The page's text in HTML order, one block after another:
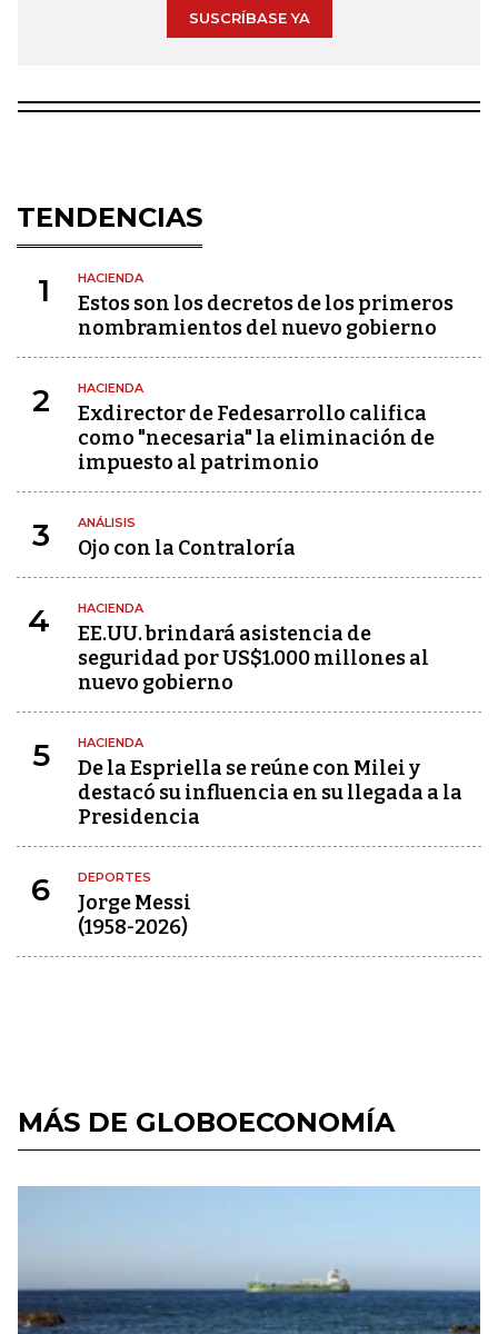
SUSCRÍBASE YA
TENDENCIAS
1 HACIENDA
Estos son los decretos de los primeros
nombramientos del nuevo gobierno
2 HACIENDA
Exdirector de Fedesarrollo califica
como "necesaria" la eliminación de
impuesto al patrimonio
3 ANÁLISIS
Ojo con la Contraloría
4 HACIENDA
EE.UU. brindará asistencia de
seguridad por US$1.000 millones al
nuevo gobierno
5 HACIENDA
De la Espriella se reúne con Milei y
destacó su influencia en su llegada a la
Presidencia
6 DEPORTES
Jorge Messi
(1958-2026)
MÁS DE GLOBOECONOMÍA